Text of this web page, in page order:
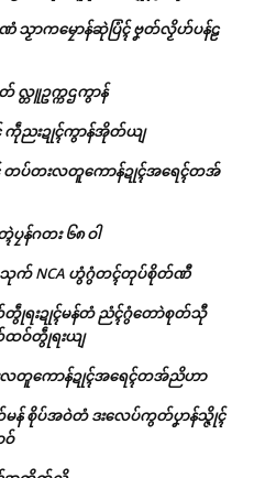
ဏံ သၟာကမၠောန်ဆုဲပြံၚ် ဗၞတ်လၟိဟ်ပန်ဠ
လ္တူဥက္ကဌကွာန်
ကဵုညးဍုၚ်ကွာန်အိုတ်ယျ
ပ်တးလတူကောန်ဍုၚ်အရေၚ်တအ်
ပၠန်ဂတး ၆၈ ဝါ
က် NCA ဟွံဂွံတၚ်တုပ်စိုတ်ဏီ
ရးဍုၚ်မန်တံ ညံၚ်ဂွံတောဲစုတ်သီု
ထဝ်တွဵုရးယျ
တူကောန်ဍုၚ်အရေၚ်တအ်ညိဟာ
န် စိုပ်အဝဲတံ ဒးလေပ်ကွတ်ပၞာန်သ္ဇိုၚ်
ဝ်